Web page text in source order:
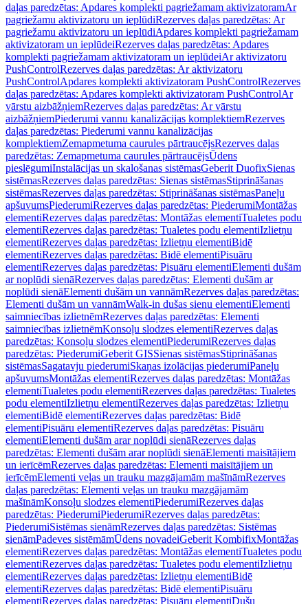
daļas paredzētas: Apdares komplekti pagriežamam aktivizatoramAr
pagriežamu aktivizatoru un ieplūdiRezerves daļas paredzētas: Ar
pagriežamu aktivizatoru un ieplūdiApdares komplekti pagriežamam
aktivizatoram un ieplūdeiRezerves daļas paredzētas: Apdares
komplekti pagriežamam aktivizatoram un ieplūdeiAr aktivizatoru
PushControlRezerves daļas paredzētas: Ar aktivizatoru
PushControlApdares komplekti aktivizatoram PushControlRezerves
daļas paredzētas: Apdares komplekti aktivizatoram PushControlAr
vārstu aizbāžņiemRezerves daļas paredzētas: Ar vārstu
aizbāžņiemPiederumi vannu kanalizācijas komplektiemRezerves
daļas paredzētas: Piederumi vannu kanalizācijas
komplektiemZemapmetuma caurules pārtraucējsRezerves daļas
paredzētas: Zemapmetuma caurules pārtraucējsŪdens
pieslēgumiInstalācijas un skalošanas sistēmasGeberit DuofixSienas
sistēmasRezerves daļas paredzētas: Sienas sistēmasStiprināšanas
sistēmasRezerves daļas paredzētas: Stiprināšanas sistēmasPaneļu
apšuvumsPiederumiRezerves daļas paredzētas: PiederumiMontāžas
elementiRezerves daļas paredzētas: Montāžas elementiTualetes podu
elementiRezerves daļas paredzētas: Tualetes podu elementiIzlietņu
elementiRezerves daļas paredzētas: Izlietņu elementiBidē
elementiRezerves daļas paredzētas: Bidē elementiPisuāru
elementiRezerves daļas paredzētas: Pisuāru elementiElementi dušām
ar noplūdi sienāRezerves daļas paredzētas: Elementi dušām ar
noplūdi sienāElementi dušām un vannāmRezerves daļas paredzētas:
Elementi dušām un vannāmWalk-in dušas sienu elementiElementi
saimniecības izlietnēmRezerves daļas paredzētas: Elementi
saimniecības izlietnēmKonsoļu slodzes elementiRezerves daļas
paredzētas: Konsoļu slodzes elementiPiederumiRezerves daļas
paredzētas: PiederumiGeberit GISSienas sistēmasStiprināšanas
sistēmasSagatavju piederumiSkaņas izolācijas piederumiPaneļu
apšuvumsMontāžas elementiRezerves daļas paredzētas: Montāžas
elementiTualetes podu elementiRezerves daļas paredzētas: Tualetes
podu elementiIzlietņu elementiRezerves daļas paredzētas: Izlietņu
elementiBidē elementiRezerves daļas paredzētas: Bidē
elementiPisuāru elementiRezerves daļas paredzētas: Pisuāru
elementiElementi dušām arar noplūdi sienāRezerves daļas
paredzētas: Elementi dušām arar noplūdi sienāElementi maisītājiem
un ierīcēmRezerves daļas paredzētas: Elementi maisītājiem un
ierīcēmElementi veļas un trauku mazgājamām mašīnāmRezerves
daļas paredzētas: Elementi veļas un trauku mazgājamām
mašīnāmKonsoļu slodzes elementiPiederumiRezerves daļas
paredzētas: PiederumiPiederumiRezerves daļas paredzētas:
PiederumiSistēmas sienāmRezerves daļas paredzētas: Sistēmas
sienāmPadeves sistēmāmŪdens novadeiGeberit KombifixMontāžas
elementiRezerves daļas paredzētas: Montāžas elementiTualetes podu
elementiRezerves daļas paredzētas: Tualetes podu elementiIzlietņu
elementiRezerves daļas paredzētas: Izlietņu elementiBidē
elementiRezerves daļas paredzētas: Bidē elementiPisuāru
elementiRezerves daļas paredzētas: Pisuāru elementiDušu